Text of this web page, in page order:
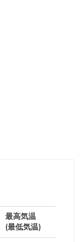
最高気温
(最低気温)